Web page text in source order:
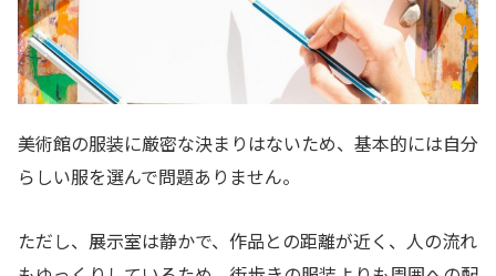
美術館の服装に厳密な決まりはないため、基本的には自分
らしい服を選んで問題ありません。
ただし、展示室は静かで、作品との距離が近く、人の流れ